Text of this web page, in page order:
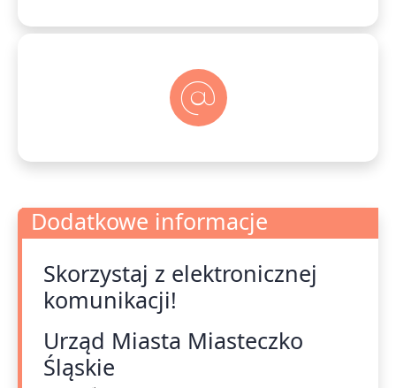
Dodatkowe informacje
Dodatkowe informacje
Skorzystaj z elektronicznej
komunikacji!
Urząd Miasta Miasteczko
Śląskie